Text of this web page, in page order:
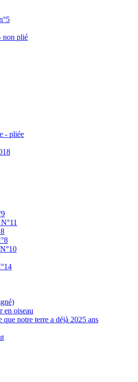
non plié
- pliée
en oiseau
notre terre a déjà 2025 ans